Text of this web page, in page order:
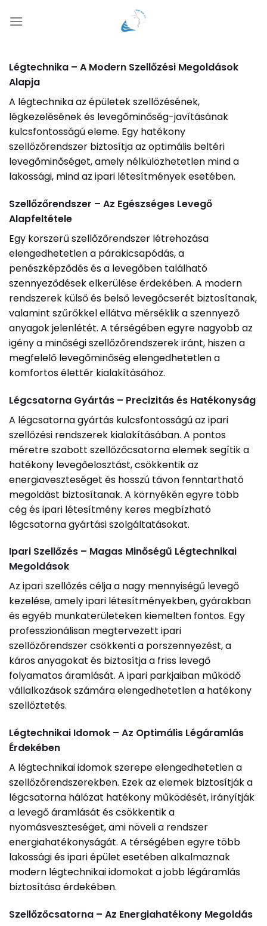
Légtechnika – A Modern Szellőzési Megoldások
Alapja
A légtechnika az épületek szellőzésének,
légkezelésének és levegőminőség-javításának
kulcsfontosságú eleme. Egy hatékony
szellőzőrendszer biztosítja az optimális beltéri
levegőminőséget, amely nélkülözhetetlen mind a
lakossági, mind az ipari létesítmények esetében.
Szellőzőrendszer – Az Egészséges Levegő
Alapfeltétele
Egy korszerű szellőzőrendszer létrehozása
elengedhetetlen a párakicsapódás, a
penészképződés és a levegőben található
szennyeződések elkerülése érdekében. A modern
rendszerek külső és belső levegőcserét biztosítanak,
valamint szűrőkkel ellátva mérséklik a szennyező
anyagok jelenlétét. A térségében egyre nagyobb az
igény a minőségi szellőzőrendszerek iránt, hiszen a
megfelelő levegőminőség elengedhetetlen a
komfortos élettér kialakításához.
Légcsatorna Gyártás – Precizitás és Hatékonyság
A légcsatorna gyártás kulcsfontosságú az ipari
szellőzési rendszerek kialakításában. A pontos
méretre szabott szellőzőcsatorna elemek segítik a
hatékony levegőelosztást, csökkentik az
energiaveszteséget és hosszú távon fenntartható
megoldást biztosítanak. A környékén egyre több
cég és ipari létesítmény keres megbízható
légcsatorna gyártási szolgáltatásokat.
Ipari Szellőzés – Magas Minőségű Légtechnikai
Megoldások
Az ipari szellőzés célja a nagy mennyiségű levegő
kezelése, amely ipari létesítményekben, gyárakban
és egyéb munkaterületeken kiemelten fontos. Egy
professzionálisan megtervezett ipari
szellőzőrendszer csökkenti a porszennyezést, a
káros anyagokat és biztosítja a friss levegő
folyamatos áramlását. A ipari parkjaiban működő
vállalkozások számára elengedhetetlen a hatékony
szellőztetés.
Légtechnikai Idomok – Az Optimális Légáramlás
Érdekében
A légtechnikai idomok szerepe elengedhetetlen a
szellőzőrendszerekben. Ezek az elemek biztosítják a
légcsatorna hálózat hatékony működését, irányítják
a levegő áramlását és csökkentik a
nyomásveszteséget, ami növeli a rendszer
energiahatékonyságát. A térségében egyre több
lakossági és ipari épület esetében alkalmaznak
modern légtechnikai idomokat a jobb légáramlás
biztosítása érdekében.
Szellőzőcsatorna – Az Energiahatékony Megoldás